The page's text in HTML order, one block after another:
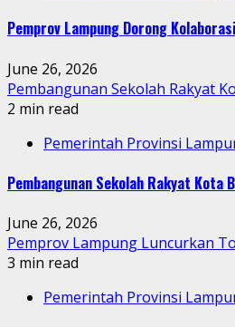
Pemprov Lampung Dorong
June 26, 2026
Pembangunan Sekolah Rakyat
2 min read
Pemerintah Provinsi
Pembangunan Sekolah Rakyat Kota
June 26, 2026
Pemprov Lampung Luncurkan
3 min read
Pemerintah Provinsi